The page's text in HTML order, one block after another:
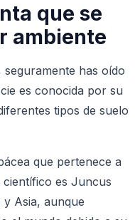
que se
ambiente
seguramente has oído
es conocida por su
tipos de suelo
que pertenece a
es Juncus
Asia, aunque